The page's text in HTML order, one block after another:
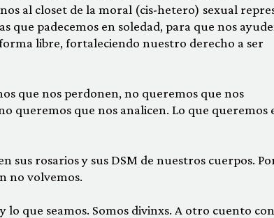
al closet de la moral (cis-hetero) sexual
que padecemos en soledad, para que nos
libre, fortaleciendo nuestro derecho a ser
que nos perdonen, no queremos que nos
queremos que nos analicen. Lo que queremos
sus rosarios y sus DSM de nuestros cuerpos.
no volvemos.
que seamos. Somos divinxs. A otro cuento